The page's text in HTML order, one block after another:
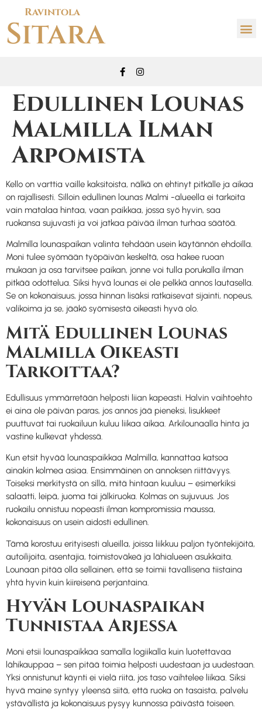
Ravintola
Sitara
Edullinen Lounas
Malmilla Ilman
Arpomista
Kello on varttia vaille kaksitoista, nälkä on ehtinyt pitkälle ja aikaa
on rajallisesti. Silloin edullinen lounas Malmi -alueella ei tarkoita
vain matalaa hintaa, vaan paikkaa, jossa syö hyvin, saa
ruokansa sujuvasti ja voi jatkaa päivää ilman turhaa säätöä.
Malmilla lounaspaikan valinta tehdään usein käytännön ehdoilla.
Moni tulee syömään työpäivän keskeltä, osa hakee ruoan
mukaan ja osa tarvitsee paikan, jonne voi tulla porukalla ilman
pitkää odottelua. Siksi hyvä lounas ei ole pelkkä annos lautasella.
Se on kokonaisuus, jossa hinnan lisäksi ratkaisevat sijainti, nopeus,
valikoima ja se, jääkö syömisestä oikeasti hyvä olo.
Mitä Edullinen Lounas
Malmilla Oikeasti
Tarkoittaa?
Edullisuus ymmärretään helposti liian kapeasti. Halvin vaihtoehto
ei aina ole päivän paras, jos annos jää pieneksi, lisukkeet
puuttuvat tai ruokailuun kuluu liikaa aikaa. Arkilounaalla hinta ja
vastine kulkevat yhdessä.
Kun etsit hyvää lounaspaikkaa Malmilla, kannattaa katsoa
ainakin kolmea asiaa. Ensimmäinen on annoksen riittävyys.
Toiseksi merkitystä on sillä, mitä hintaan kuuluu – esimerkiksi
salaatti, leipä, juoma tai jälkiruoka. Kolmas on sujuvuus. Jos
ruokailu onnistuu nopeasti ilman kompromissia maussa,
kokonaisuus on usein aidosti edullinen.
Tämä korostuu erityisesti alueilla, joissa liikkuu paljon työntekijöitä,
autoilijoita, asentajia, toimistoväkeä ja lähialueen asukkaita.
Lounaan pitää olla sellainen, että se toimii tavallisena tiistaina
yhtä hyvin kuin kiireisenä perjantaina.
Hyvän Lounaspaikan
Tunnistaa Arjessa
Moni etsii lounaspaikkaa samalla logiikalla kuin luotettavaa
lähikauppaa – sen pitää toimia helposti uudestaan ja uudestaan.
Yksi onnistunut käynti ei vielä riitä, jos taso vaihtelee liikaa. Siksi
hyvä maine syntyy yleensä siitä, että ruoka on tasaista, palvelu
ystävällistä ja kokonaisuus pysyy kunnossa päivästä toiseen.